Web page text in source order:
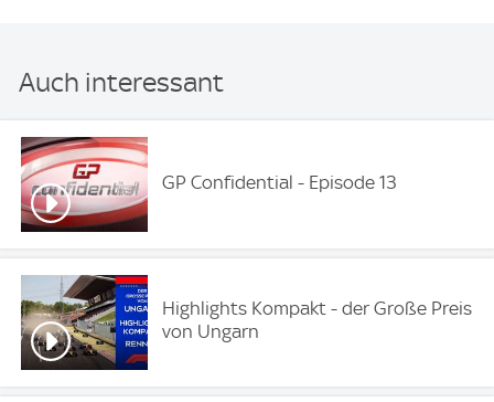
Auch interessant
GP Confidential - Episode 13
Highlights Kompakt - der Große Preis
von Ungarn